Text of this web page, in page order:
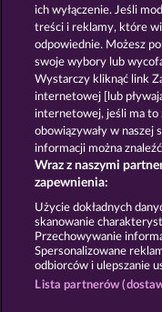
RAMSES BOOK
Zasady i
Nota prawna
Prześlij
ich wyłączenie. Jeśli
treści i reklamy, które
odpowiednie. Możesz
swoje wybory lub
Wystarczy kliknąć link
internetowej [lub
internetowej, jeśli ma to
obowiązywały w
informacji można
Wraz z naszymi
zapewnienia:
Użycie dokładnych
skanowanie
Przechowywanie
Spersonalizowane
odbiorców i ulepszanie
Lista partnerów